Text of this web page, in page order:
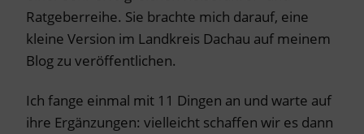
Ratgeberreihe. Sie brachte mich darauf, eine
kleine Version im Landkreis Dachau auf meinem
Blog zu veröffentlichen.
Ich fange einmal mit 11 Dingen an und warte auf
ihre Ergänzungen: vielleicht schaffen wir es dann